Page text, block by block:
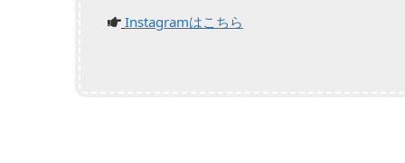
Instagramはこちら